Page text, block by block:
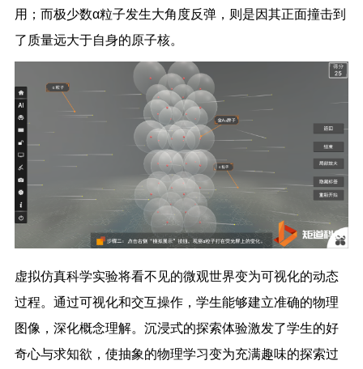
用；而极少数α粒子发生大角度反弹，则是因其正面撞击到
了质量远大于自身的原子核。
虚拟仿真科学实验将看不见的微观世界变为可视化的动态
过程。通过可视化和交互操作，学生能够建立准确的物理
图像，深化概念理解。沉浸式的探索体验激发了学生的好
奇心与求知欲，使抽象的物理学习变为充满趣味的探索过